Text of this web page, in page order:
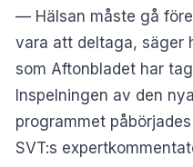
— Hälsan måste gå
vara att deltaga, säger
som Aftonbladet har
Inspelningen av den
programmet
SVT:s